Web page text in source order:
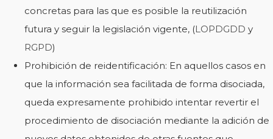
concretas para las que es posible la reutilización
futura y seguir la legislación vigente, (LOPDGDD y
RGPD)
Prohibición de reidentificación: En aquellos casos en
que la información sea facilitada de forma disociada,
queda expresamente prohibido intentar revertir el
procedimiento de disociación mediante la adición de